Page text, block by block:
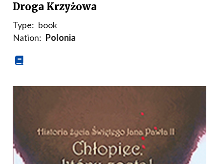
Droga Krzyżowa
Type: book
Nation: Polonia